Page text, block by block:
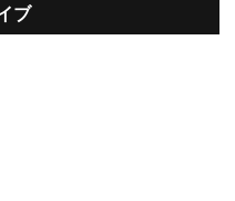
ブ